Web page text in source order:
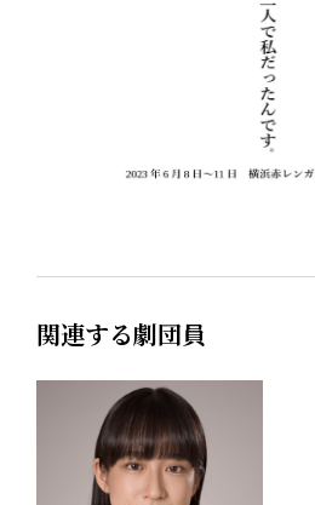
関連する劇団員